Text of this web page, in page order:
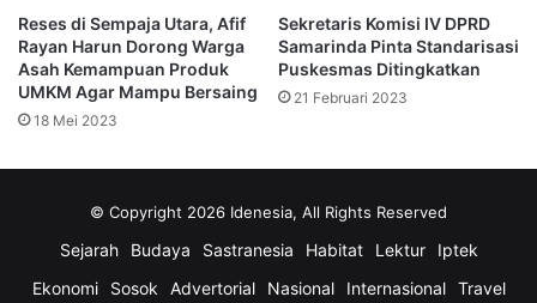
Reses di Sempaja Utara, Afif
Rayan Harun Dorong Warga
Asah Kemampuan Produk
UMKM Agar Mampu Bersaing
18 Mei 2023
Sekretaris Komisi IV DPRD
Samarinda Pinta Standarisasi
Puskesmas Ditingkatkan
21 Februari 2023
© Copyright 2026 Idenesia, All Rights Reserved
Sejarah Budaya Sastranesia Habitat Lektur
Iptek
Ekonomi
Sosok Advertorial Nasional Internasional Travel